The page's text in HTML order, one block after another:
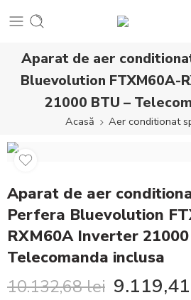
Aparat de aer
Bluevolution FTXM60A-
21000 BTU –
Acasă Aer conditionat
Aparat de aer
Perfera Bluevolution
RXM60A Inverter
Telecomanda inclusa
10.132,68lei 9.119,41